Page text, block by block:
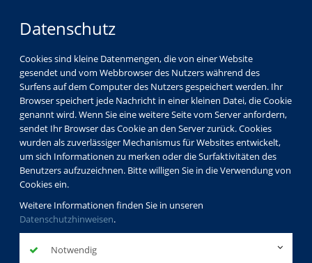
Datenschutz
Cookies sind kleine Datenmengen, die von einer Website
gesendet und vom Webbrowser des Nutzers während des
Surfens auf dem Computer des Nutzers gespeichert werden. Ihr
Browser speichert jede Nachricht in einer kleinen Datei, die Cookie
genannt wird. Wenn Sie eine weitere Seite vom Server anfordern,
sendet Ihr Browser das Cookie an den Server zurück. Cookies
wurden als zuverlässiger Mechanismus für Websites entwickelt,
um sich Informationen zu merken oder die Surfaktivitäten des
Benutzers aufzuzeichnen. Bitte willigen Sie in die Verwendung von
Cookies ein.
Weitere Informationen finden Sie in unseren
Datenschutzhinweisen.
Notwendig
Über uns Allgemeines zur vhs-Koblenz
Allgemeines zur vhs-
Koblenz